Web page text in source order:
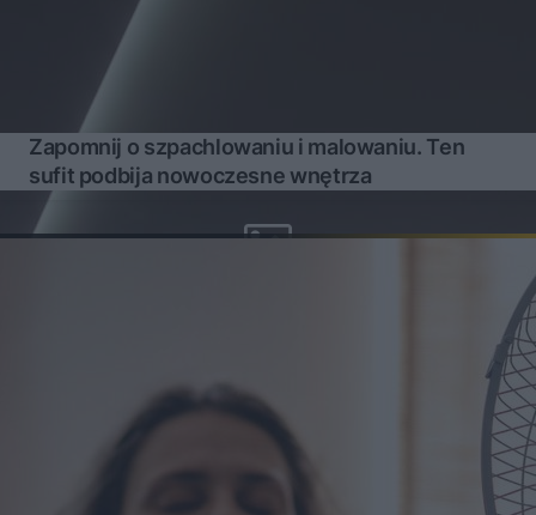
Zapomnij o szpachlowaniu i malowaniu. Ten
sufit podbija nowoczesne wnętrza